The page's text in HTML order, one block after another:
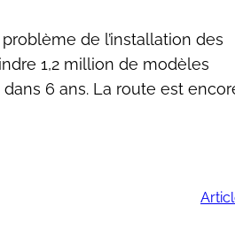
de l’installation des
1,2 million de modèles
6 ans. La route est